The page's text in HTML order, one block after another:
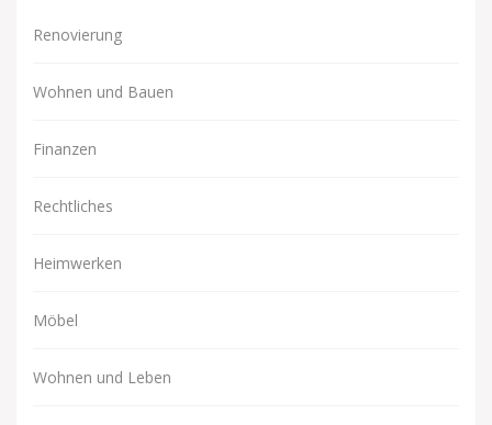
Renovierung
Wohnen und Bauen
Finanzen
Rechtliches
Heimwerken
Möbel
Wohnen und Leben